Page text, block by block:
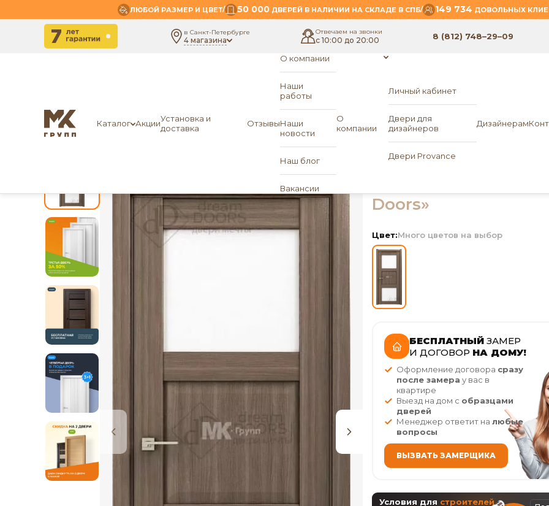
ЛЮБОЙ РАЗМЕР И ЦВЕТ/ 50 000ДВЕРЕЙ В НАЛИЧИИ НА СКЛАДЕ В СПБ/ 149 734 ДОВОЛЬНЫХ
в Санкт-Петербурге
4 магазина
Отвечаем на звонки
с 10:00 до 20:00 8 (812) 748–29–09
Каталог АкцииУстановка и
доставка
Отзывы
О
компании
О компании
Наши
работы
Наши
новости
Наш блог
Вакансии
Дизайнерам
Личный кабинет
Двери для
дизайнеров
Двери Provance
Главная Dream Doors - Прайм 8
Межкомнатная
Doors»
Цвет:Много цветов на выбор
БЕСПЛАТНЫЙ ЗАМЕР
И ДОГОВОР НА ДОМУ!
Оформление договора сразу
после замера у вас в
квартире
Выезд на дом с образцами
дверей
Менеджер ответит на любые
вопросы
ВЫЗВАТЬ ЗАМЕРЩИКА
Условия для строителей